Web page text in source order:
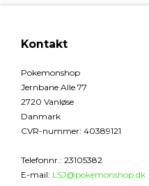
Kontakt
Pokemonshop
Jernbane Alle 77
2720 Vanløse
Danmark
CVR-nummer: 40389121
Telefonnr.: 23105382
E-mail: LSJ@pokemonshop.dk